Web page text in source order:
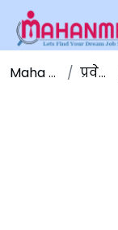
Maha NMK प्रवेशपत्र